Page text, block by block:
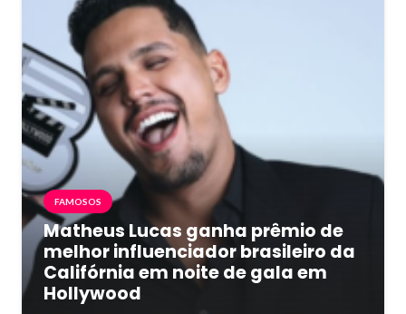
FAMOSOS
Matheus Lucas ganha prêmio de
melhor influenciador brasileiro da
Califórnia em noite de gala em
Hollywood